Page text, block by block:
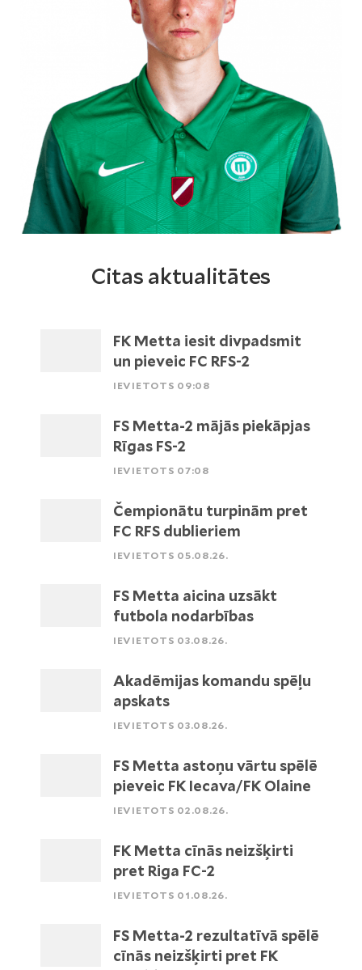
Citas aktualitātes
FK Metta iesit divpadsmit
un pieveic FC RFS-2
IEVIETOTS 09:08
FS Metta-2 mājās piekāpjas
Rīgas FS-2
IEVIETOTS 07:08
Čempionātu turpinām pret
FC RFS dublieriem
IEVIETOTS 05.08.26.
FS Metta aicina uzsākt
futbola nodarbības
IEVIETOTS 03.08.26.
Akadēmijas komandu spēļu
apskats
IEVIETOTS 03.08.26.
FS Metta astoņu vārtu spēlē
pieveic FK Iecava/FK Olaine
IEVIETOTS 02.08.26.
FK Metta cīnās neizšķirti
pret Riga FC-2
IEVIETOTS 01.08.26.
FS Metta-2 rezultatīvā spēlē
cīnās neizšķirti pret FK